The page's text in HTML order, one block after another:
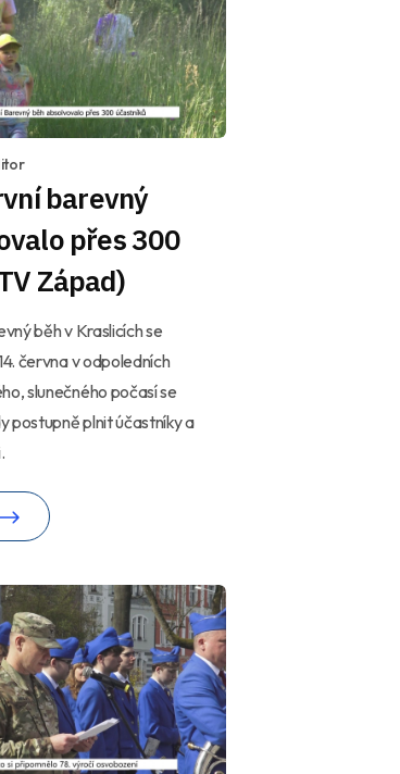
barevný
přes 300
Západ)
běh v Kraslicích se
června v odpoledních
slunečného počasí se
postupně plnit účastníky a